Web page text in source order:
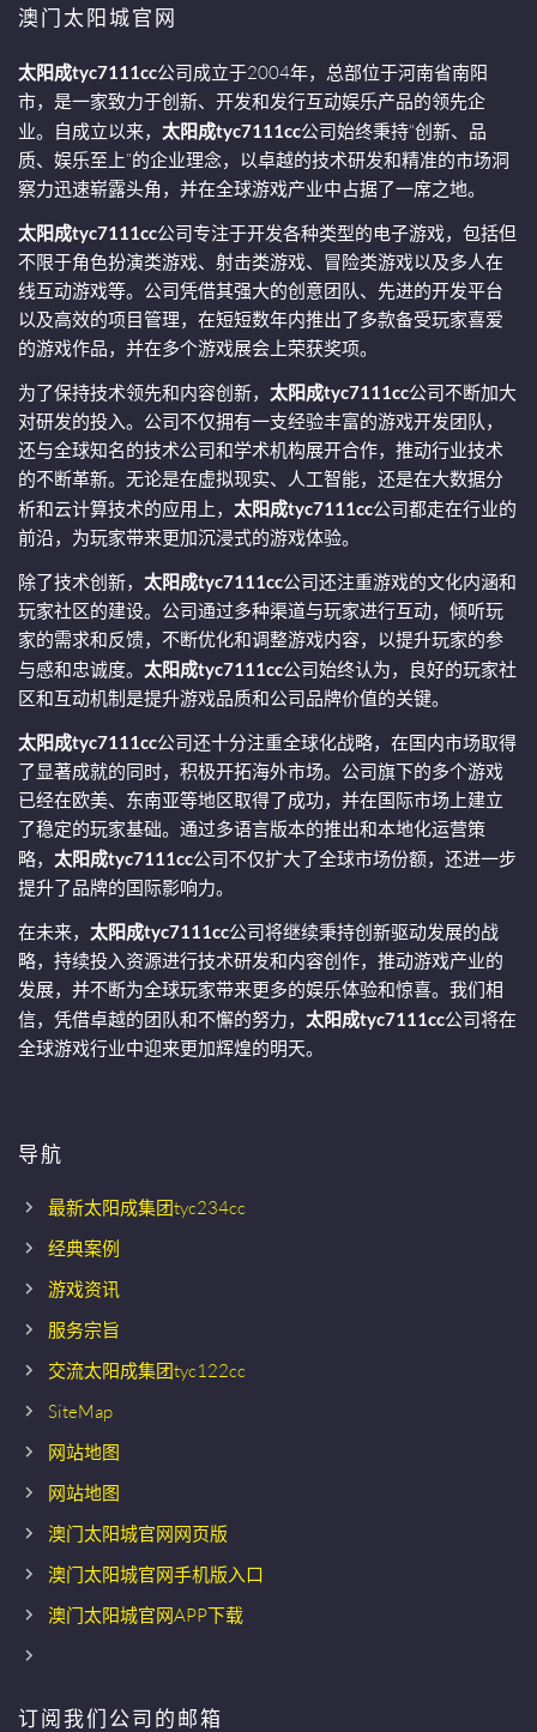
澳门太阳城官网
太阳成tyc7111cc公司成立于2004年，总部位于河南省南阳
市，是一家致力于创新、开发和发行互动娱乐产品的领先企
业。自成立以来， 太阳成tyc7111cc公司始终秉持“创新、品
质、娱乐至上”的企业理念，以卓越的技术研发和精准的市场洞
察力迅速崭露头角，并在全球游戏产业中占据了一席之地。
太阳成tyc7111cc公司专注于开发各种类型的电子游戏，包括但
不限于角色扮演类游戏、射击类游戏、冒险类游戏以及多人在
线互动游戏等。公司凭借其强大的创意团队、先进的开发平台
以及高效的项目管理，在短短数年内推出了多款备受玩家喜爱
的游戏作品，并在多个游戏展会上荣获奖项。
为了保持技术领先和内容创新， 太阳成tyc7111cc公司不断加大
对研发的投入。公司不仅拥有一支经验丰富的游戏开发团队，
还与全球知名的技术公司和学术机构展开合作，推动行业技术
的不断革新。无论是在虚拟现实、人工智能，还是在大数据分
析和云计算技术的应用上， 太阳成tyc7111cc公司都走在行业的
前沿，为玩家带来更加沉浸式的游戏体验。
除了技术创新， 太阳成tyc7111cc公司还注重游戏的文化内涵和
玩家社区的建设。公司通过多种渠道与玩家进行互动，倾听玩
家的需求和反馈，不断优化和调整游戏内容，以提升玩家的参
与感和忠诚度。 太阳成tyc7111cc公司始终认为，良好的玩家社
区和互动机制是提升游戏品质和公司品牌价值的关键。
太阳成tyc7111cc公司还十分注重全球化战略，在国内市场取得
了显著成就的同时，积极开拓海外市场。公司旗下的多个游戏
已经在欧美、东南亚等地区取得了成功，并在国际市场上建立
了稳定的玩家基础。通过多语言版本的推出和本地化运营策
略， 太阳成tyc7111cc公司不仅扩大了全球市场份额，还进一步
提升了品牌的国际影响力。
在未来， 太阳成tyc7111cc公司将继续秉持创新驱动发展的战
略，持续投入资源进行技术研发和内容创作，推动游戏产业的
发展，并不断为全球玩家带来更多的娱乐体验和惊喜。我们相
信，凭借卓越的团队和不懈的努力， 太阳成tyc7111cc公司将在
全球游戏行业中迎来更加辉煌的明天。
导航
最新太阳成集团tyc234cc
经典案例
游戏资讯
服务宗旨
交流太阳成集团tyc122cc
SiteMap
网站地图
网站地图
澳门太阳城官网网页版
澳门太阳城官网手机版入口
澳门太阳城官网APP下载
订阅我们公司的邮箱